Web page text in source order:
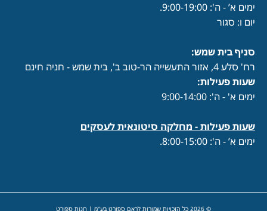
ימים א’ - ה': 9:00-19:00.
יום ו: סגור
סניף בית שמש:
רח' סלע 4, אזור התעשייה הר-טוב ב', בית שמש - חניה חינם
שעות פעילות:
ימים א' - ה': 9:00-14:00
שעות פעילות - מחלקה סיטונאית לעסקים
ימים א’ - ה': 8:00-15:00.
© 2026 כל הזכויות שמורות לראם ספורט בע"מ | חנות ספורט